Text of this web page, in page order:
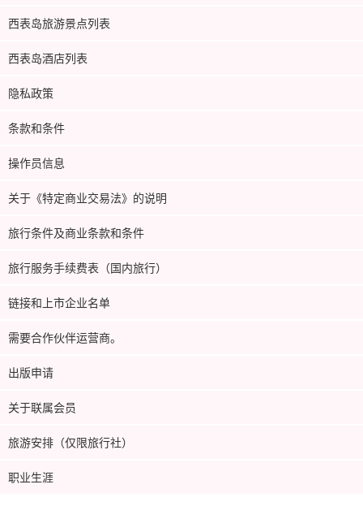
西表岛旅游景点列表
西表岛酒店列表
隐私政策
条款和条件
操作员信息
关于《特定商业交易法》的说明
旅行条件及商业条款和条件
旅行服务手续费表（国内旅行）
链接和上市企业名单
需要合作伙伴运营商。
出版申请
关于联属会员
旅游安排（仅限旅行社）
职业生涯